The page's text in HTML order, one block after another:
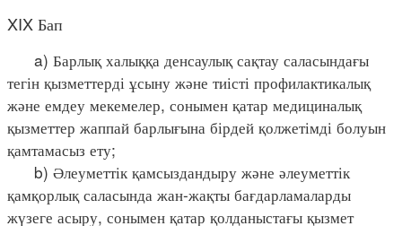
XIX Бап
a) Барлық халыққа денсаулық сақтау саласындағы
тегін қызметтерді ұсыну және тиісті профилактикалық
және емдеу мекемелер, сонымен қатар медициналық
қызметтер жаппай барлығына бірдей қолжетімді болуын
қамтамасыз ету;
b) Әлеуметтік қамсыздандыру және әлеуметтік
қамқорлық саласында жан-жақты бағдарламаларды
жүзеге асыру, сонымен қатар қолданыстағы қызмет